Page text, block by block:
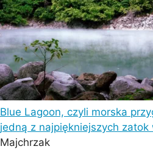
Blue Lagoon, czyli morska
jedną z najpiękniejszych zatok
Majchrzak